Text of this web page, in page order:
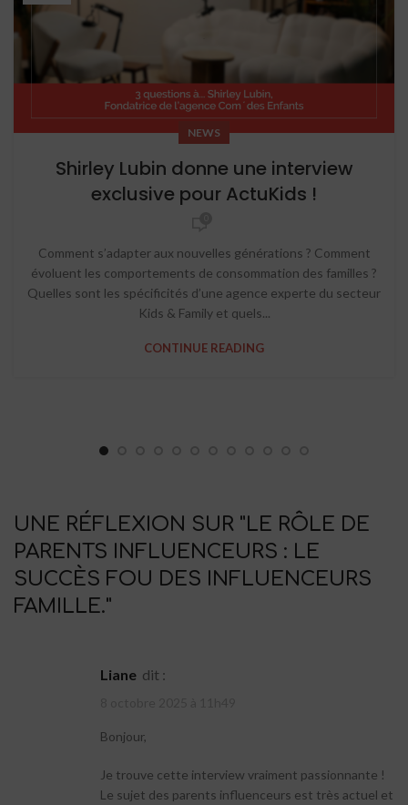
NEWS
Shirley Lubin donne une interview
exclusive pour ActuKids !
Comment s’adapter aux nouvelles générations ? Comment
évoluent les comportements de consommation des familles ?
Quelles sont les spécificités d’une agence experte du secteur
Kids & Family et quels...
CONTINUE READING
UNE RÉFLEXION SUR " LE RÔLE DE
PARENTS INFLUENCEURS : LE
SUCCÈS FOU DES INFLUENCEURS
FAMILLE."
Liane dit :
Bonjour,
Je trouve cette interview vraiment passionnante !
Le sujet des parents influenceurs est très actuel et